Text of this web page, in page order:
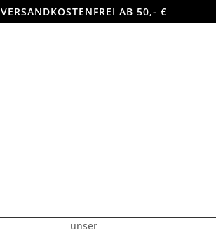
VERSANDKOSTENFREI AB 50,- €
unser